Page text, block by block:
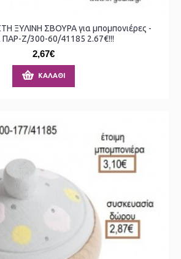
ΞΥΛΙΝΗ ΣΒΟΥΡΑ για μπομπονιέρες -
ΠΑΡ-Ζ/300-60/41185 2.67€!!!
2,67€
ΚΑΛΆΘΙ